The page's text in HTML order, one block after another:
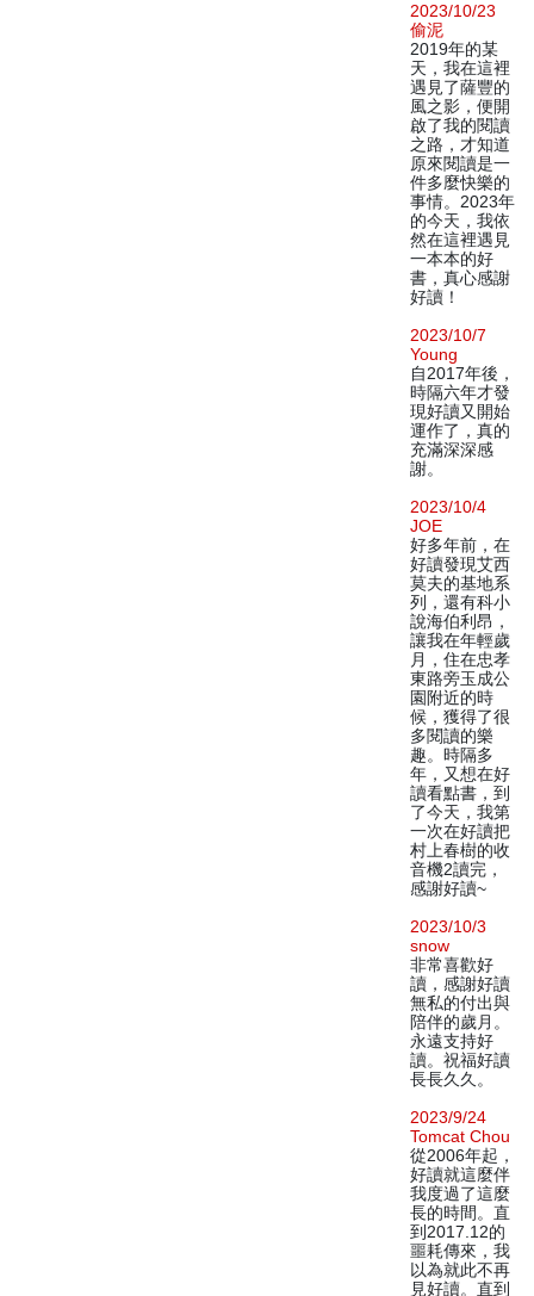
2023/10/23
偷泥
2019年的某
天，我在這裡
遇見了薩豐的
風之影，便開
啟了我的閱讀
之路，才知道
原來閱讀是一
件多麼快樂的
事情。2023年
的今天，我依
然在這裡遇見
一本本的好
書，真心感謝
好讀！
2023/10/7
Young
自2017年後，
時隔六年才發
現好讀又開始
運作了，真的
充滿深深感
謝。
2023/10/4
JOE
好多年前，在
好讀發現艾西
莫夫的基地系
列，還有科小
說海伯利昂，
讓我在年輕歲
月，住在忠孝
東路旁玉成公
園附近的時
候，獲得了很
多閱讀的樂
趣。時隔多
年，又想在好
讀看點書，到
了今天，我第
一次在好讀把
村上春樹的收
音機2讀完，
感謝好讀~
2023/10/3
snow
非常喜歡好
讀，感謝好讀
無私的付出與
陪伴的歲月。
永遠支持好
讀。祝福好讀
長長久久。
2023/9/24
Tomcat Chou
從2006年起，
好讀就這麼伴
我度過了這麼
長的時間。直
到2017.12的
噩耗傳來，我
以為就此不再
見好讀。直到